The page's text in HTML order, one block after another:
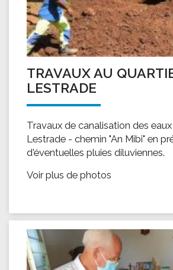
TRAVAUX AU
LESTRADE
Travaux de canalisation des
Lestrade - chemin "An Mibi" en
d'éventuelles pluies diluviennes.
Voir plus de photos